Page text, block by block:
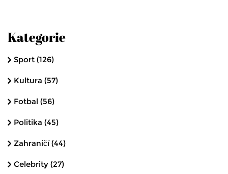
Kategorie
Sport (126)
Kultura (57)
Fotbal (56)
Politika (45)
Zahraničí(44)
Celebrity (27)